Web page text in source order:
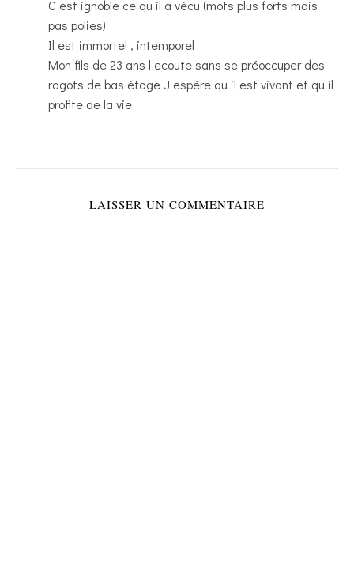
C est ignoble ce qu il a vécu (mots plus forts mais
pas polies)
Il est immortel , intemporel
Mon fils de 23 ans l ecoute sans se préoccuper des
ragots de bas étage J espère qu il est vivant et qu il
profite de la vie
LAISSER UN COMMENTAIRE